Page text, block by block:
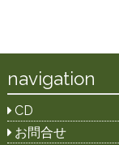
navigation
CD
お問合せ